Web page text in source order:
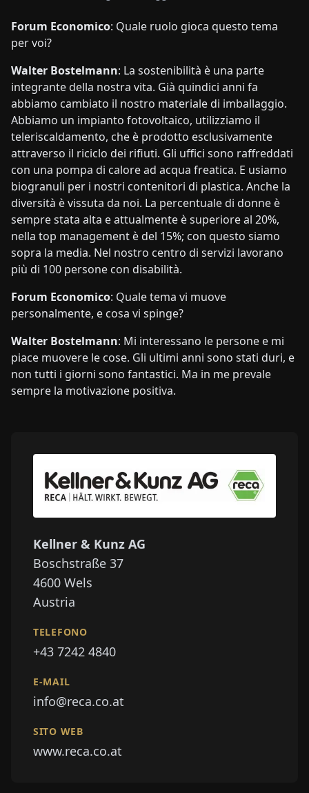
Forum Economico: Quale ruolo gioca questo tema
per voi?
Walter Bostelmann: La sostenibilità è una parte
integrante della nostra vita. Già quindici anni fa
abbiamo cambiato il nostro materiale di imballaggio.
Abbiamo un impianto fotovoltaico, utilizziamo il
teleriscaldamento, che è prodotto esclusivamente
attraverso il riciclo dei rifiuti. Gli uffici sono raffreddati
con una pompa di calore ad acqua freatica. E usiamo
biogranuli per i nostri contenitori di plastica. Anche la
diversità è vissuta da noi. La percentuale di donne è
sempre stata alta e attualmente è superiore al 20%,
nella top management è del 15%; con questo siamo
sopra la media. Nel nostro centro di servizi lavorano
più di 100 persone con disabilità.
Forum Economico: Quale tema vi muove
personalmente, e cosa vi spinge?
Walter Bostelmann: Mi interessano le persone e mi
piace muovere le cose. Gli ultimi anni sono stati duri, e
non tutti i giorni sono fantastici. Ma in me prevale
sempre la motivazione positiva.
Kellner & Kunz AG
Boschstraße 37
4600 Wels
Austria
TELEFONO
+43 7242 4840
E-MAIL
info@reca.co.at
SITO WEB
www.reca.co.at